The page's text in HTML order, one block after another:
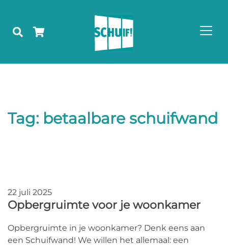
Tag: betaalbare schuifwand
22 juli 2025
Opbergruimte voor je woonkamer
Opbergruimte in je woonkamer? Denk eens aan
een Schuifwand! We willen het allemaal: een